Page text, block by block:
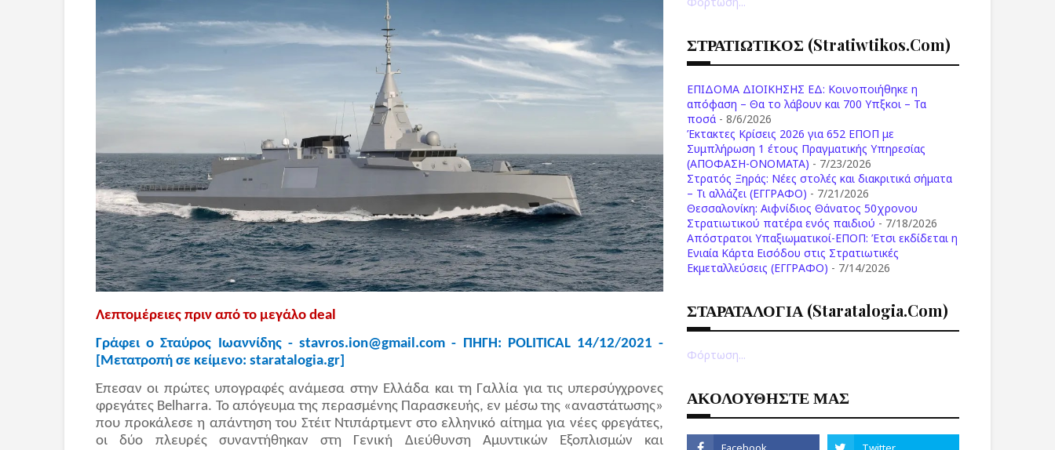
Λεπτομέρειες πριν από το μεγάλο deal
Γράφει ο Σταύρος Ιωαννίδης -stavros.ion@gmail.com - ΠΗΓΗ: POLITICAL14/12/2021 -
[Μετατροπή σε κείμενο: staratalogia.gr
Έπεσαν οι πρώτες υπογραφές ανάμεσα στην Ελλάδα και τη Γαλλία για τις υπερσύγχρονες
φρεγάτες Belharra. Το απόγευμα της περασμένης Παρασκευής, εν μέσω της «αναστάτωσης»
που προκάλεσε η απάντηση του Στέιτ Ντιπάρτμεντ στο ελληνικό αίτημα για νέες φρεγάτες,
οι δύο πλευρές συναντήθηκαν στη Γενική Διεύθυνση Αμυντικών Εξοπλισμών και
ΣΤΡΑΤΙΩΤΙΚΟΣ (stratiwtikos.com)
ΕΠΙΔΟΜΑ ΔΙΟΙΚΗΣΗΣ ΕΔ: Κοινοποιήθηκε η
απόφαση – Θα το λάβουν και 700 Υπξκοι – Τα
ποσά - 8/6/2026
Έκτακτες Κρίσεις 2026 για 652 ΕΠΟΠ με
Συμπλήρωση 1 έτους Πραγματικής Υπηρεσίας
(ΑΠΟΦΑΣΗ-ONOMATA) - 7/23/2026
Στρατός Ξηράς: Νέες στολές και διακριτικά σήματα
– Τι αλλάζει (ΕΓΓΡΑΦΟ) - 7/21/2026
Θεσσαλονίκη: Αιφνίδιος Θάνατος 50χρονου
Στρατιωτικού πατέρα ενός παιδιού - 7/18/2026
Απόστρατοι Υπαξιωματικοί-ΕΠΟΠ: Έτσι εκδίδεται η
Ενιαία Κάρτα Εισόδου στις Στρατιωτικές
Εκμεταλλεύσεις (ΕΓΓΡΑΦΟ) - 7/14/2026
ΣΤΑΡΑΤΑΛΟΓΙΑ (staratalogia.com)
Φόρτωση...
ΑΚΟΛΟΥΘΗΣΤΕ ΜΑΣ